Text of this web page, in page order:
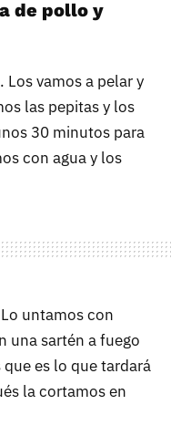
de pollo y
. Los vamos a pelar y
las pepitas y los
30 minutos para
con agua y los
untamos con
una sartén a fuego
es lo que tardará
la cortamos en